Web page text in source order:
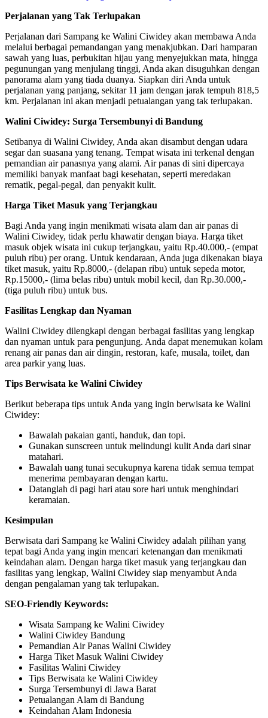
Perjalanan yang Tak Terlupakan
Perjalanan dari Sampang ke Walini Ciwidey akan membawa Anda
melalui berbagai pemandangan yang menakjubkan. Dari hamparan
sawah yang luas, perbukitan hijau yang menyejukkan mata, hingga
pegunungan yang menjulang tinggi, Anda akan disuguhkan dengan
panorama alam yang tiada duanya. Siapkan diri Anda untuk
perjalanan yang panjang, sekitar 11 jam dengan jarak tempuh 818,5
km. Perjalanan ini akan menjadi petualangan yang tak terlupakan.
Walini Ciwidey: Surga Tersembunyi di Bandung
Setibanya di Walini Ciwidey, Anda akan disambut dengan udara
segar dan suasana yang tenang. Tempat wisata ini terkenal dengan
pemandian air panasnya yang alami. Air panas di sini dipercaya
memiliki banyak manfaat bagi kesehatan, seperti meredakan
rematik, pegal-pegal, dan penyakit kulit.
Harga Tiket Masuk yang Terjangkau
Bagi Anda yang ingin menikmati wisata alam dan air panas di
Walini Ciwidey, tidak perlu khawatir dengan biaya. Harga tiket
masuk objek wisata ini cukup terjangkau, yaitu Rp.40.000,- (empat
puluh ribu) per orang. Untuk kendaraan, Anda juga dikenakan biaya
tiket masuk, yaitu Rp.8000,- (delapan ribu) untuk sepeda motor,
Rp.15000,- (lima belas ribu) untuk mobil kecil, dan Rp.30.000,-
(tiga puluh ribu) untuk bus.
Fasilitas Lengkap dan Nyaman
Walini Ciwidey dilengkapi dengan berbagai fasilitas yang lengkap
dan nyaman untuk para pengunjung. Anda dapat menemukan kolam
renang air panas dan air dingin, restoran, kafe, musala, toilet, dan
area parkir yang luas.
Tips Berwisata ke Walini Ciwidey
Berikut beberapa tips untuk Anda yang ingin berwisata ke Walini
Ciwidey:
Bawalah pakaian ganti, handuk, dan topi.
Gunakan sunscreen untuk melindungi kulit Anda dari sinar
matahari.
Bawalah uang tunai secukupnya karena tidak semua tempat
menerima pembayaran dengan kartu.
Datanglah di pagi hari atau sore hari untuk menghindari
keramaian.
Kesimpulan
Berwisata dari Sampang ke Walini Ciwidey adalah pilihan yang
tepat bagi Anda yang ingin mencari ketenangan dan menikmati
keindahan alam. Dengan harga tiket masuk yang terjangkau dan
fasilitas yang lengkap, Walini Ciwidey siap menyambut Anda
dengan pengalaman yang tak terlupakan.
SEO-Friendly Keywords:
Wisata Sampang ke Walini Ciwidey
Walini Ciwidey Bandung
Pemandian Air Panas Walini Ciwidey
Harga Tiket Masuk Walini Ciwidey
Fasilitas Walini Ciwidey
Tips Berwisata ke Walini Ciwidey
Surga Tersembunyi di Jawa Barat
Petualangan Alam di Bandung
Keindahan Alam Indonesia